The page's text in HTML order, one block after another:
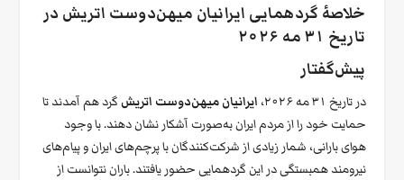
خلاصهٔ گردهمایی ایرانیان میهن‌دوست اتریش در
تاریخ ۳۱ مه ۲۰۲۶
پیش‌گفتار
در تاریخ ۳۱ مه ۲۰۲۶، ایرانیان میهن‌دوست اتریشگرد هم آمدند تا
حمایت خود را از مردم ایران به‌صورت آشکار نشان دهند. با وجود
هوای بارانی، شمار زیادی از شرکت‌کنندگان با پرچم‌های ایران و پیام‌های
نیرومند همبستگی در این گردهمایی حضور یافتند. باران نتوانست از